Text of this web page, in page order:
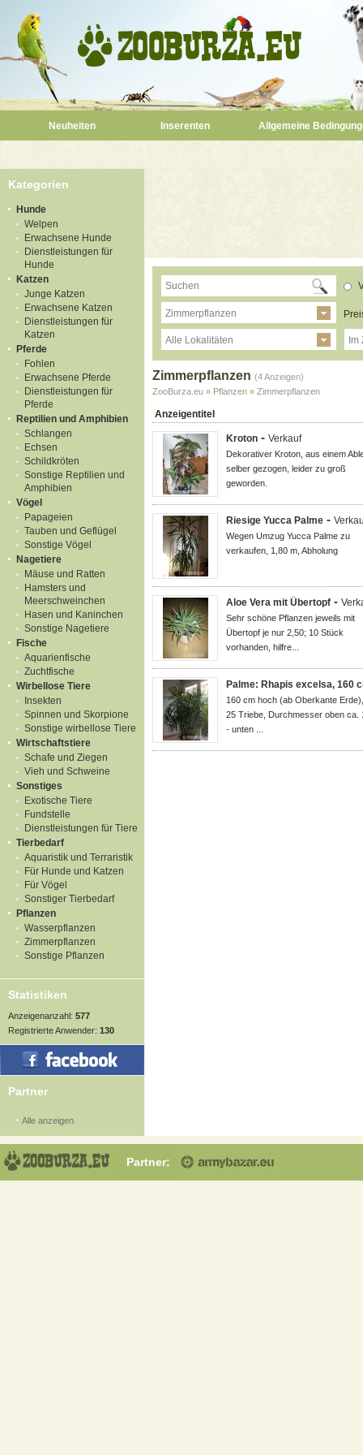
Neuheiten Inserenten Allgemeine
Kategorien
Hunde
Welpen
Erwachsene Hunde
Dienstleistungen für
Hunde
Katzen
Junge Katzen
Erwachsene Katzen
Dienstleistungen für
Katzen
Pferde
Fohlen
Erwachsene Pferde
Dienstleistungen für
Pferde
Reptilien und Amphibien
Schlangen
Echsen
Schildkröten
Sonstige Reptilien und
Amphibien
Vögel
Papageien
Tauben und Geflügel
Sonstige Vögel
Nagetiere
Mäuse und Ratten
Hamsters und
Meerschweinchen
Hasen und Kaninchen
Sonstige Nagetiere
Fische
Aquarienfische
Zuchtfische
Wirbellose Tiere
Insekten
Spinnen und Skorpione
Sonstige wirbellose Tiere
Wirtschaftstiere
Schafe und Ziegen
Vieh und Schweine
Sonstiges
Exotische Tiere
Fundstelle
Dienstleistungen für Tiere
Tierbedarf
Aquaristik und Terraristik
Für Hunde und Katzen
Für Vögel
Sonstiger Tierbedarf
Pflanzen
Wasserpflanzen
Zimmerpflanzen
Sonstige Pflanzen
Statistiken
Anzeigenanzahl: 577
Registrierte Anwender: 130
Partner
Alle anzeigen
Zimmerpflanzen
Alle Lokalitäten Im
Zimmerpflanzen (4 Anzeigen)
ZooBurza.eu » Pflanzen » Zimmerpflanzen
Anzeigentitel
Kroton - Verkauf
Dekorativer Kroton, aus einem
selber gezogen, leider zu groß
geworden.
Riesige Yucca Palme -
Wegen Umzug Yucca Palme zu
verkaufen, 1,80 m, Abholung
Aloe Vera mit Übertopf -
Sehr schöne Pflanzen jeweils mit
Übertopf je nur 2,50; 10 Stück
vorhanden, hilfre...
Palme: Rhapis excelsa, 160
160 cm hoch (ab Oberkante
25 Triebe, Durchmesser oben ca.
- unten ...
Partner: